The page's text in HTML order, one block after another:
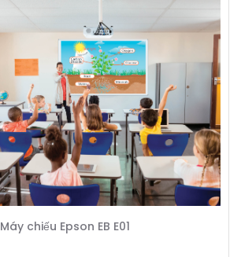
Máy chiếu Epson EB E01